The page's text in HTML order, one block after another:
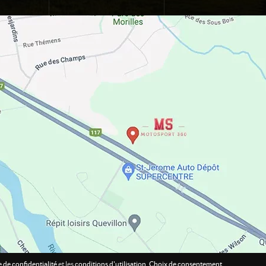
de confidentialitéet lesconditions d'utilisation Choix de consentement